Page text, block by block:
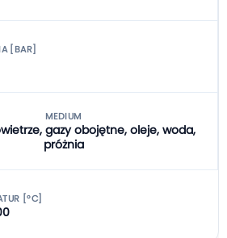
[BAR]
MEDIUM
gazy obojętne, oleje, woda,
próżnia
[°C]